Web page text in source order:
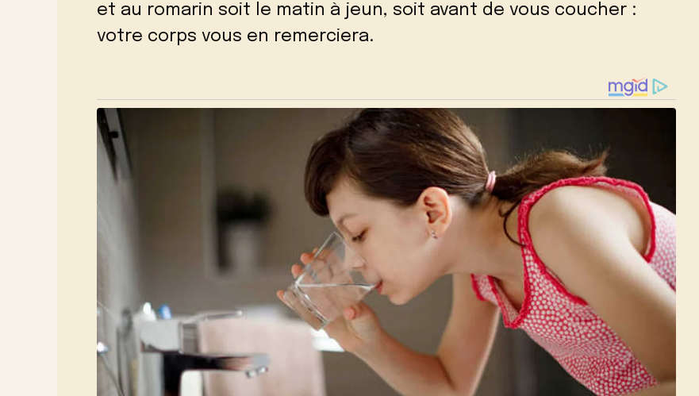
et au romarin soit le matin à jeun, soit avant de vous coucher :
votre corps vous en remerciera.